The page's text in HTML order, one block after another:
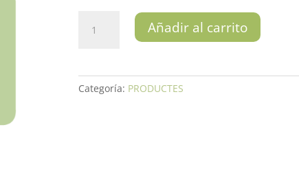
Ecològic
Añadir al carrito
Categoría: PRODUCTES